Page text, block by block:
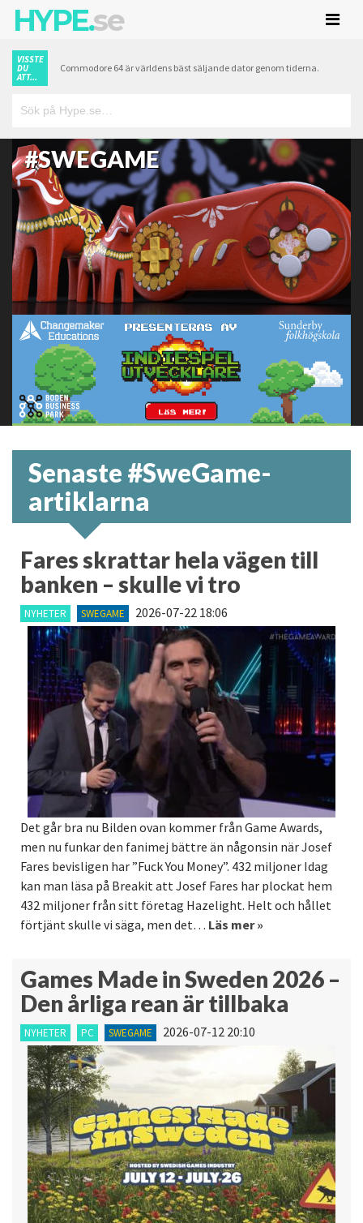
HYPE.se
VISSTE
DU
ATT...
Commodore 64 är världens bäst säljande dator genom tiderna.
#SWEGAME
Senaste #SweGame-
artiklarna
Fares skrattar hela vägen till
banken – skulle vi tro
NYHETER SWEGAME 2026-07-22 18:06
Det går bra nu Bilden ovan kommer från Game Awards,
men nu funkar den fanimej bättre än någonsin när Josef
Fares bevisligen har ”Fuck You Money”. 432 miljoner Idag
kan man läsa på Breakit att Josef Fares har plockat hem
432 miljoner från sitt företag Hazelight. Helt och hållet
förtjänt skulle vi säga, men det… Läs mer »
Games Made in Sweden 2026 –
Den årliga rean är tillbaka
NYHETER PC SWEGAME 2026-07-12 20:10